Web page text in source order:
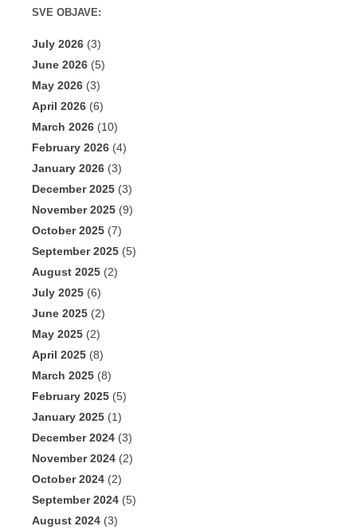
SVE OBJAVE:
July 2026 (3)
June 2026 (5)
May 2026 (3)
April 2026 (6)
March 2026 (10)
February 2026 (4)
January 2026 (3)
December 2025 (3)
November 2025 (9)
October 2025 (7)
September 2025 (5)
August 2025 (2)
July 2025 (6)
June 2025 (2)
May 2025 (2)
April 2025 (8)
March 2025 (8)
February 2025 (5)
January 2025 (1)
December 2024 (3)
November 2024 (2)
October 2024 (2)
September 2024 (5)
August 2024 (3)